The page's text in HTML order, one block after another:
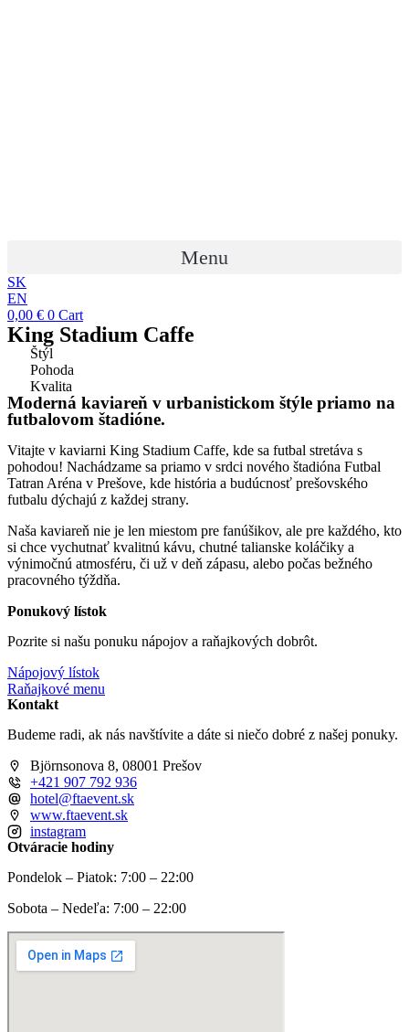
Menu
SK
EN
0,00 € 0 Cart
King Stadium Caffe
Štýl
Pohoda
Kvalita
Moderná kaviareň v urbanistickom štýle priamo na
futbalovom štadióne.
Vitajte v kaviarni King Stadium Caffe, kde sa futbal stretáva s
pohodou! Nachádzame sa priamo v srdci nového štadióna Futbal
Tatran Aréna v Prešove, kde história a budúcnosť prešovského
futbalu dýchajú z každej strany.
Naša kaviareň nie je len miestom pre fanúšikov, ale pre každého, kto
si chce vychutnať kvalitnú kávu, chutné talianske koláčiky a
výnimočnú atmosféru, či už v deň zápasu, alebo počas bežného
pracovného týždňa.
Ponukový lístok
Pozrite si našu ponuku nápojov a raňajkových dobrôt.
Nápojový lístok
Raňajkové menu
Kontakt
Budeme radi, ak nás navštívite a dáte si niečo dobré z našej ponuky.
Björnsonova 8, 08001 Prešov
+421 907 792 936
hotel@ftaevent.sk
www.ftaevent.sk
instagram
Otváracie hodiny
Pondelok – Piatok: 7:00 – 22:00
Sobota – Nedeľa: 7:00 – 22:00